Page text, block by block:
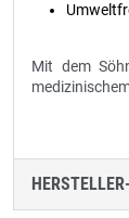
Mit dem